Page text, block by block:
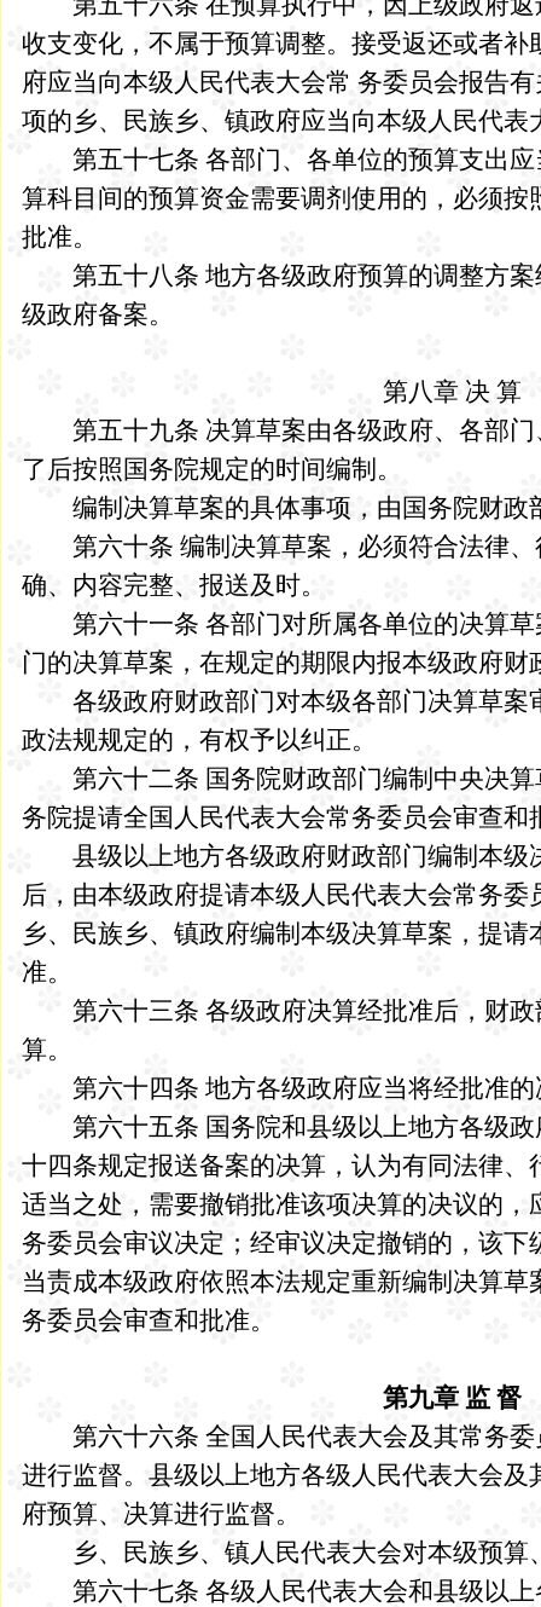
收支变化，不属于预算调整。接受返还或者
府应当向本级人民代表大会常 务委员会报告
项的乡、民族乡、镇政府应当向本级人民代表
第五十七条 各部门、各单位的预算支出应
算科目间的预算资金需要调剂使用的，必须
批准。
第五十八条 地方各级政府预算的调整方案
级政府备案。
第八章 决 算
第五十九条 决算草案由各级政府、各部门
了后按照国务院规定的时间编制。
编制决算草案的具体事项，由国务院财政
第六十条 编制决算草案，必须符合法律、
确、内容完整、报送及时。
第六十一条 各部门对所属各单位的决算草
门的决算草案，在规定的期限内报本级政府财
各级政府财政部门对本级各部门决算草案
政法规规定的，有权予以纠正。
第六十二条 国务院财政部门编制中央决算
务院提请全国人民代表大会常务委员会审查和
县级以上地方各级政府财政部门编制本级
后，由本级政府提请本级人民代表大会常务委
乡、民族乡、镇政府编制本级决算草案，提
准。
第六十三条 各级政府决算经批准后，财政
算。
第六十四条 地方各级政府应当将经批准的
第六十五条 国务院和县级以上地方各级政
十四条规定报送备案的决算，认为有同法律
适当之处，需要撤销批准该项决算的决议的
务委员会审议决定；经审议决定撤销的，该
当责成本级政府依照本法规定重新编制决算
务委员会审查和批准。
第九章 监 督
第六十六条 全国人民代表大会及其常务委
进行监督。县级以上地方各级人民代表大会
府预算、决算进行监督。
乡、民族乡、镇人民代表大会对本级预算
第六十七条 各级人民代表大会和县级以上